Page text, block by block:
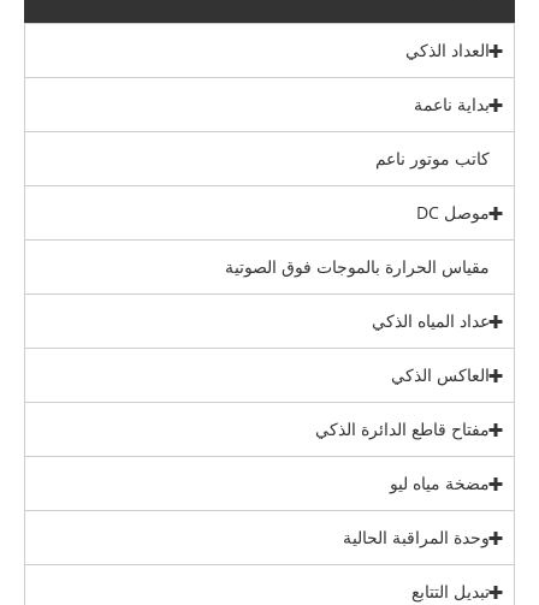
العداد الذكي
بداية ناعمة
كاتب موتور ناعم
موصل DC
مقياس الحرارة بالموجات فوق الصوتية
عداد المياه الذكي
العاكس الذكي
مفتاح قاطع الدائرة الذكي
مضخة مياه ليو
وحدة المراقبة الحالية
تبديل التتابع